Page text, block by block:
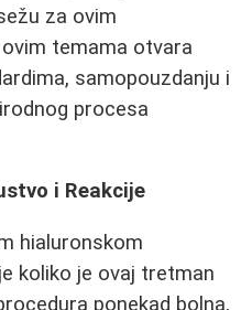
za ovim
temama otvara
samopouzdanju i
procesa
i Reakcije
hialuronskom
koliko je ovaj tretman
ponekad bolna,